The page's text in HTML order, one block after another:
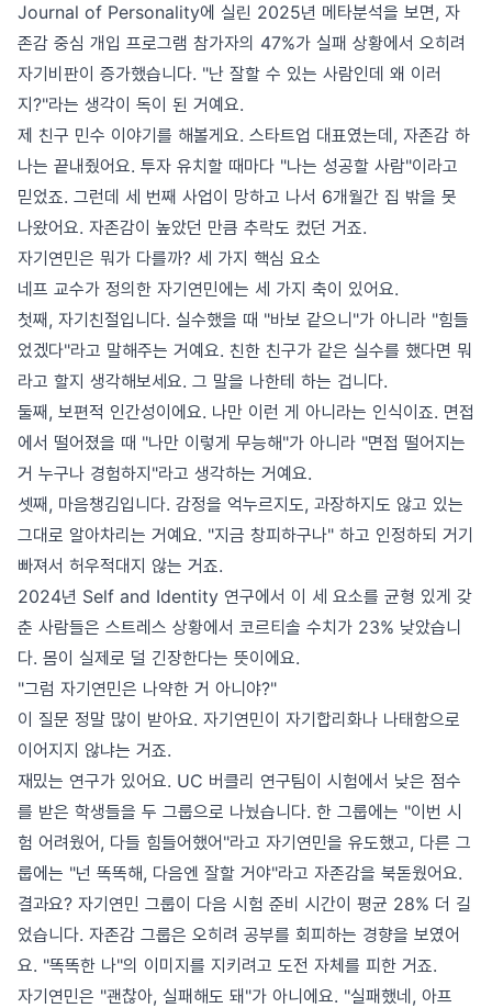
Journal of Personality에 실린 2025년 메타분석을 보면, 자
존감 중심 개입 프로그램 참가자의 47%가 실패 상황에서 오히려
자기비판이 증가했습니다. "난 잘할 수 있는 사람인데 왜 이러
지?"라는 생각이 독이 된 거예요.
제 친구 민수 이야기를 해볼게요. 스타트업 대표였는데, 자존감 하
나는 끝내줬어요. 투자 유치할 때마다 "나는 성공할 사람"이라고
믿었죠. 그런데 세 번째 사업이 망하고 나서 6개월간 집 밖을 못
나왔어요. 자존감이 높았던 만큼 추락도 컸던 거죠.
자기연민은 뭐가 다를까? 세 가지 핵심 요소
네프 교수가 정의한 자기연민에는 세 가지 축이 있어요.
첫째, 자기친절입니다. 실수했을 때 "바보 같으니"가 아니라 "힘들
었겠다"라고 말해주는 거예요. 친한 친구가 같은 실수를 했다면 뭐
라고 할지 생각해보세요. 그 말을 나한테 하는 겁니다.
둘째, 보편적 인간성이에요. 나만 이런 게 아니라는 인식이죠. 면접
에서 떨어졌을 때 "나만 이렇게 무능해"가 아니라 "면접 떨어지는
거 누구나 경험하지"라고 생각하는 거예요.
셋째, 마음챙김입니다. 감정을 억누르지도, 과장하지도 않고 있는
그대로 알아차리는 거예요. "지금 창피하구나" 하고 인정하되 거기
빠져서 허우적대지 않는 거죠.
2024년 Self and Identity 연구에서 이 세 요소를 균형 있게 갖
춘 사람들은 스트레스 상황에서 코르티솔 수치가 23% 낮았습니
다. 몸이 실제로 덜 긴장한다는 뜻이에요.
"그럼 자기연민은 나약한 거 아니야?"
이 질문 정말 많이 받아요. 자기연민이 자기합리화나 나태함으로
이어지지 않냐는 거죠.
재밌는 연구가 있어요. UC 버클리 연구팀이 시험에서 낮은 점수
를 받은 학생들을 두 그룹으로 나눴습니다. 한 그룹에는 "이번 시
험 어려웠어, 다들 힘들어했어"라고 자기연민을 유도했고, 다른 그
룹에는 "넌 똑똑해, 다음엔 잘할 거야"라고 자존감을 북돋웠어요.
결과요? 자기연민 그룹이 다음 시험 준비 시간이 평균 28% 더 길
었습니다. 자존감 그룹은 오히려 공부를 회피하는 경향을 보였어
요. "똑똑한 나"의 이미지를 지키려고 도전 자체를 피한 거죠.
자기연민은 "괜찮아, 실패해도 돼"가 아니에요. "실패했네, 아프